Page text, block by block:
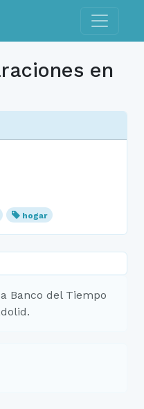
Toggle
en
hogar
Banco del Tiempo